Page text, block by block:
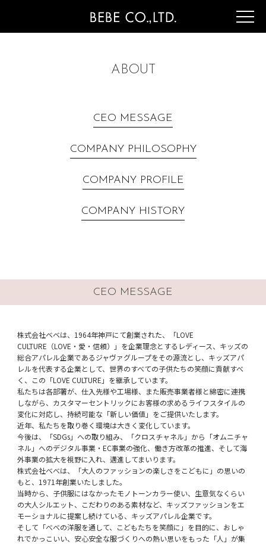
ABOUT
CEO MESSAGE
COMPANY PHILOSOPHY
COMPANY PROFILE
COMPANY HISTORY
CEO MESSAGE
株式会社ベベは、1964年神戸にて創業された、「LOVE
CULTURE（LOVE・愛・信頼）」を企業理念とするレディース、キッズの
総合アパレル企業であるジャヴァグループをその源流とし、キッズアパ
レルを代表する企業として、世界のすべての子供たちの笑顔に貢献すべ
く、この「LOVE CULTURE」を継承しています。
私たちは各部署が、仕入先様や工場様、また販売事業者様と綿密に連携
しながら、カスタマーセントリックにお客様の求めるライフスタイルの
変化に対応し、持続可能な「新しい価値」をご提供いたします。
近年、私たちを取り巻く環境は大きく変化しています。
今後は、「SDGs」への取り組み、「クロスチャネル」から「オムニチャ
ネル」へのデジタル事業・EC事業の強化、働き方改革の推進、そして海
外事業の拡大を視野に入れ、邁進してまいります。
株式会社べべは、「大人のファッションの楽しさをこどもに」の思いの
もと、1971年創業いたしました。
当時から、子供服にはなかったモノトーンカラー使い、生意気なくらい
の大人シルエット、こだわりのある素材など、キッズファッションをエ
モーショナルに提案し続けている、キッズアパレル企業です。
そして「べべの洋服を通して、こどもたちを笑顔に」を目的に、おしゃ
れでかっこいい、安心安全な服づくりへの熱い思いをもった「人」が集